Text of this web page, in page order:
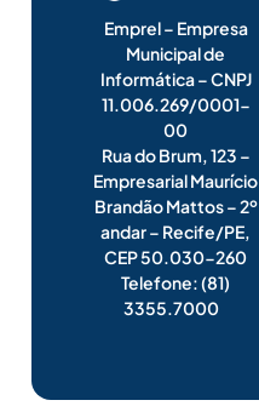
Emprel – Empresa
Municipal de
Informática – CNPJ
11.006.269/0001-
00
Rua do Brum, 123 –
Empresarial Maurício
Brandão Mattos – 2º
andar – Recife/PE,
CEP 50.030-260
Telefone: (81)
3355.7000